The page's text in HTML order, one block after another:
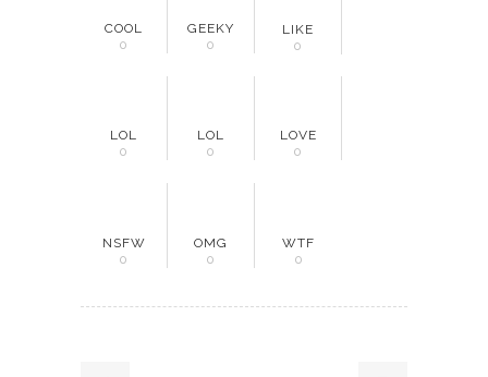
COOL
0
GEEKY
0
LIKE
0
LOL
0
LOL
0
LOVE
0
NSFW
0
OMG
0
WTF
0